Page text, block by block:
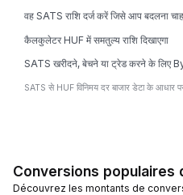
वह SATS राशि दर्ज करें जिसे आप बदलना
कैलकुलेटर HUF में समतुल्य राशि दिखाएगा
SATS खरीदने, बेचने या ट्रेड करने के लिए
SATS से HUF विनिमय दर बाजार डेटा के आधार
Conversions populaires
Découvrez les montants de